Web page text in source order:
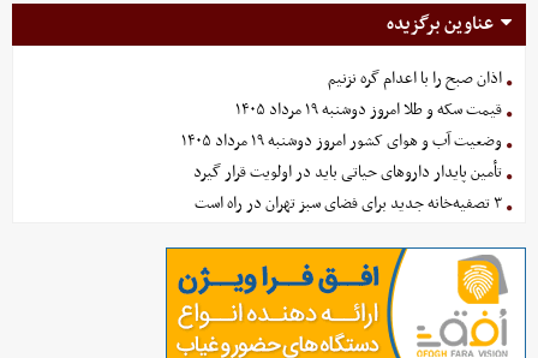
عناوین برگزیده
اذان صبح را با اعدام گره نزنیم
قیمت سکه و طلا امروز دوشنبه ۱۹ مرداد ۱۴۰۵
وضعیت آب و هوای کشور امروز دوشنبه ۱۹ مرداد ۱۴۰۵
تأمین پایدار داروهای حیاتی باید در اولویت قرار گیرد
۳ تصفیه‌خانه جدید برای فضای سبز تهران در راه است